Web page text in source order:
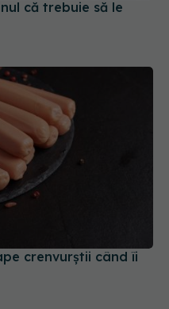
crenvurștii când îi